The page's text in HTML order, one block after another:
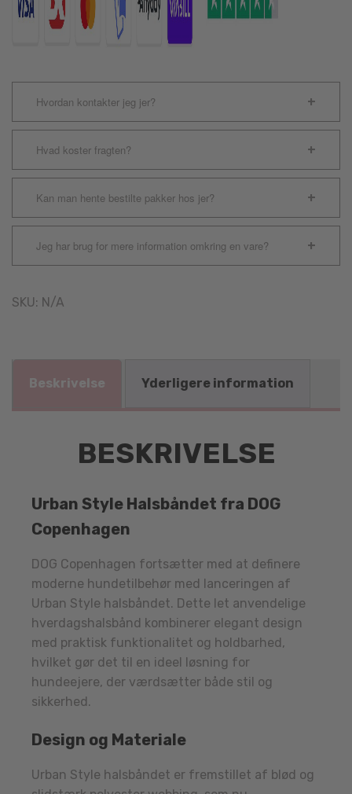
Hvordan kontakter jeg jer?
Hvad koster fragten?
Kan man hente bestilte pakker hos jer?
Jeg har brug for mere information omkring en vare?
SKU: N/A
Beskrivelse Yderligere information
BESKRIVELSE
Urban Style Halsbåndet fra DOG
Copenhagen
DOG Copenhagen fortsætter med at definere
moderne hundetilbehør med lanceringen af
Urban Style halsbåndet. Dette let anvendelige
hverdagshalsbånd kombinerer elegant design
med praktisk funktionalitet og holdbarhed,
hvilket gør det til en ideel løsning for
hundeejere, der værdsætter både stil og
sikkerhed.
Design og Materiale
Urban Style halsbåndet er fremstillet af blød og